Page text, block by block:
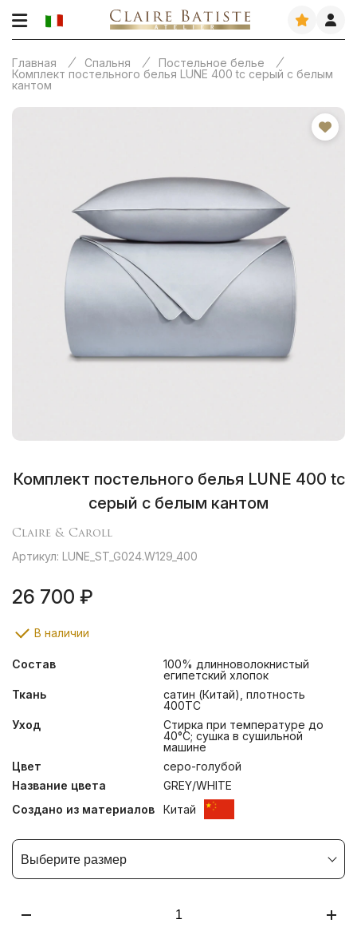
Главная Спальня
Постельное белье
Комплект постельного белья LUNE 400 tc серый с белым
кантом
Комплект постельного белья LUNE 400 tc
серый с белым кантом
Claire & Caroll
Артикул: LUNE_ST_G024.W129_400
26 700 ₽
В наличии
Состав
100% длинноволокнистый
египетский хлопок
Ткань
сатин (Китай), плотность
400ТС
Уход
Стирка при температуре до
40°С; сушка в сушильной
машине
Цвет
серо-голубой
Название цвета
GREY/WHITE
Создано из материалов
Китай
Выберите размер